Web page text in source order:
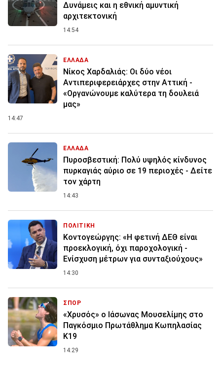
Δυνάμεις και η εθνική αμυντική
αρχιτεκτονική
14:54
ΕΛΛΑΔΑ
Νίκος Χαρδαλιάς: Οι δύο νέοι
Αντιπεριφερειάρχες στην Αττική -
«Οργανώνουμε καλύτερα τη δουλειά
μας»
14:47
ΕΛΛΑΔΑ
Πυροσβεστική: Πολύ υψηλός κίνδυνος
πυρκαγιάς αύριο σε 19 περιοχές - Δείτε
τον χάρτη
14:43
ΠΟΛΙΤΙΚΗ
Κοντογεώργης: «Η φετινή ΔΕΘ είναι
προεκλογική, όχι παροχολογική -
Ενίσχυση μέτρων για συνταξιούχους»
14:30
ΣΠΟΡ
«Χρυσός» ο Ιάσωνας Μουσελίμης στο
Παγκόσμιο Πρωτάθλημα Κωπηλασίας
Κ19
14:29